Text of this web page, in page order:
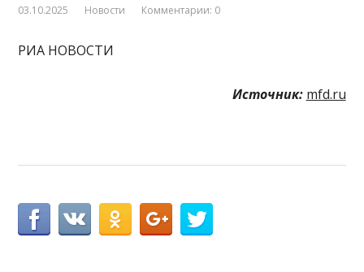
03.10.2025 Новости Комментарии: 0
РИА НОВОСТИ
Источник: mfd.ru